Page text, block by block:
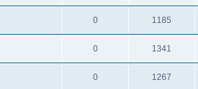
0 1185
0 1341
0 1267